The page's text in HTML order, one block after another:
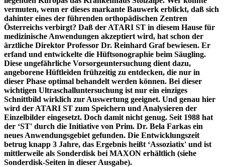
vermuten, wenn er dieses markante Bauwerk erblickt, daß sich
dahinter eines der führenden orthopädischen Zentren
Österreichs verbirgt? Daß der ATARI ST in diesem Hause für
medizinische Anwendungen akzeptiert wird, hat schon der
ärztliche Direktor Professor Dr. Reinhard Graf bewiesen. Er
erfand und entwickelte die Hüftsonographie beim Säugling.
Diese ungefährliche Vorsorgeuntersuchung dient dazu,
angeborene Hüftleiden frühzeitig zu entdecken, die nur in
dieser Phase optimal behandelt werden können. Bei dieser
wichtigen Ultraschalluntersuchung ist nur ein einziges
Schnittbild wirklich zur Auswertung geeignet. Und genau hier
wird der ATARI ST zum Speichern und Analysieren der
Einzelbilder eingesetzt. Doch damit nicht genug. Seit 1988 hat
der ‘ST' durch die Initiative von Prim. Dr. Bela Farkas ein
neues Anwendungsgebiet gefunden. Die Entwicklungszeit
betrug knapp 3 Jahre, das Ergebnis heißt ‘Assoziatix' und ist
mittlerweile als Sonderdisk bei MAXON erhältlich (siehe
Sonderdisk-Seiten in dieser Ausgabe).